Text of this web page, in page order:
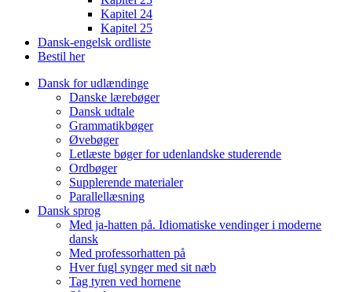
Kapitel 24
Kapitel 25
Dansk-engelsk ordliste
Bestil her
Dansk for udlændinge
Danske lærebøger
Dansk udtale
Grammatikbøger
Øvebøger
Letlæste bøger for udenlandske studerende
Ordbøger
Supplerende materialer
Parallellæsning
Dansk sprog
Med ja-hatten på. Idiomatiske vendinger i moderne
dansk
Med professorhatten på
Hver fugl synger med sit næb
Tag tyren ved hornene